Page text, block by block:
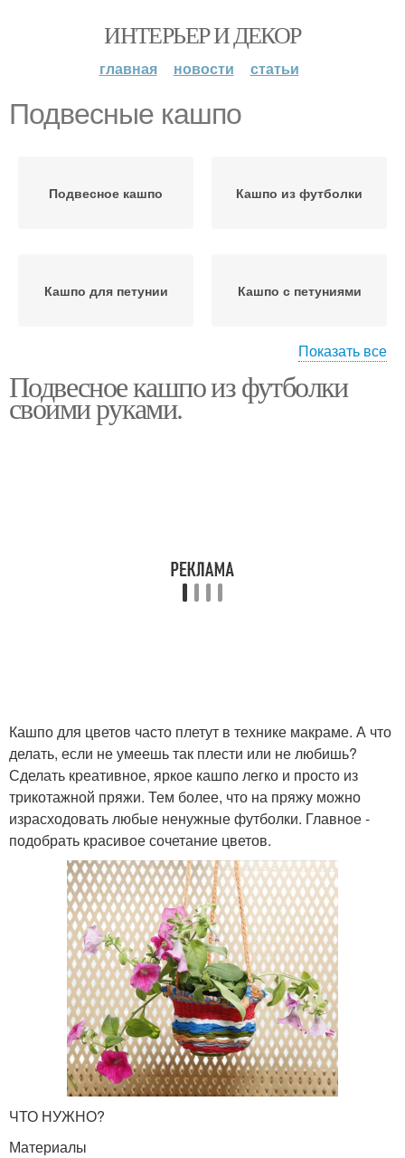
ИНТЕРЬЕР И ДЕКОР
главная новости статьи
Подвесные кашпо
Подвесное кашпо Кашпо из футболки
Кашпо для петунии Кашпо с петуниями
Кашпо для цветов
Показать все
Подвесное кашпо из футболки
своими руками.
Кашпо для цветов часто плетут в технике макраме. А что
делать, если не умеешь так плести или не любишь?
Сделать креативное, яркое кашпо легко и просто из
трикотажной пряжи. Тем более, что на пряжу можно
израсходовать любые ненужные футболки. Главное -
подобрать красивое сочетание цветов.
ЧТО НУЖНО?
Материалы